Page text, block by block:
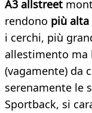
A3 allstreet
rendono più alta
i cerchi, più
allestimento ma
(vagamente) da
serenamente le
Sportback, si